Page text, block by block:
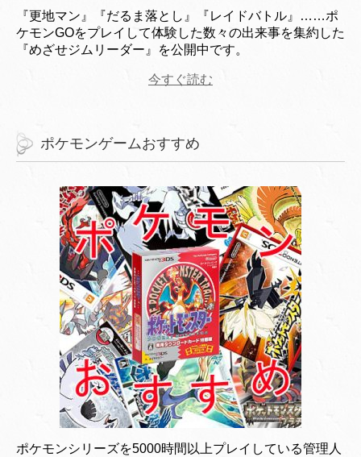
『更地マン』『だるま落とし』『レイドバトル』……ポ
ケモンGOをプレイして体験した数々の出来事を集約した
『めざせジムリーダー』を公開中です。
今すぐ読む
ポケモンゲームおすすめ
ポケモンシリーズを5000時間以上プレイしている管理人